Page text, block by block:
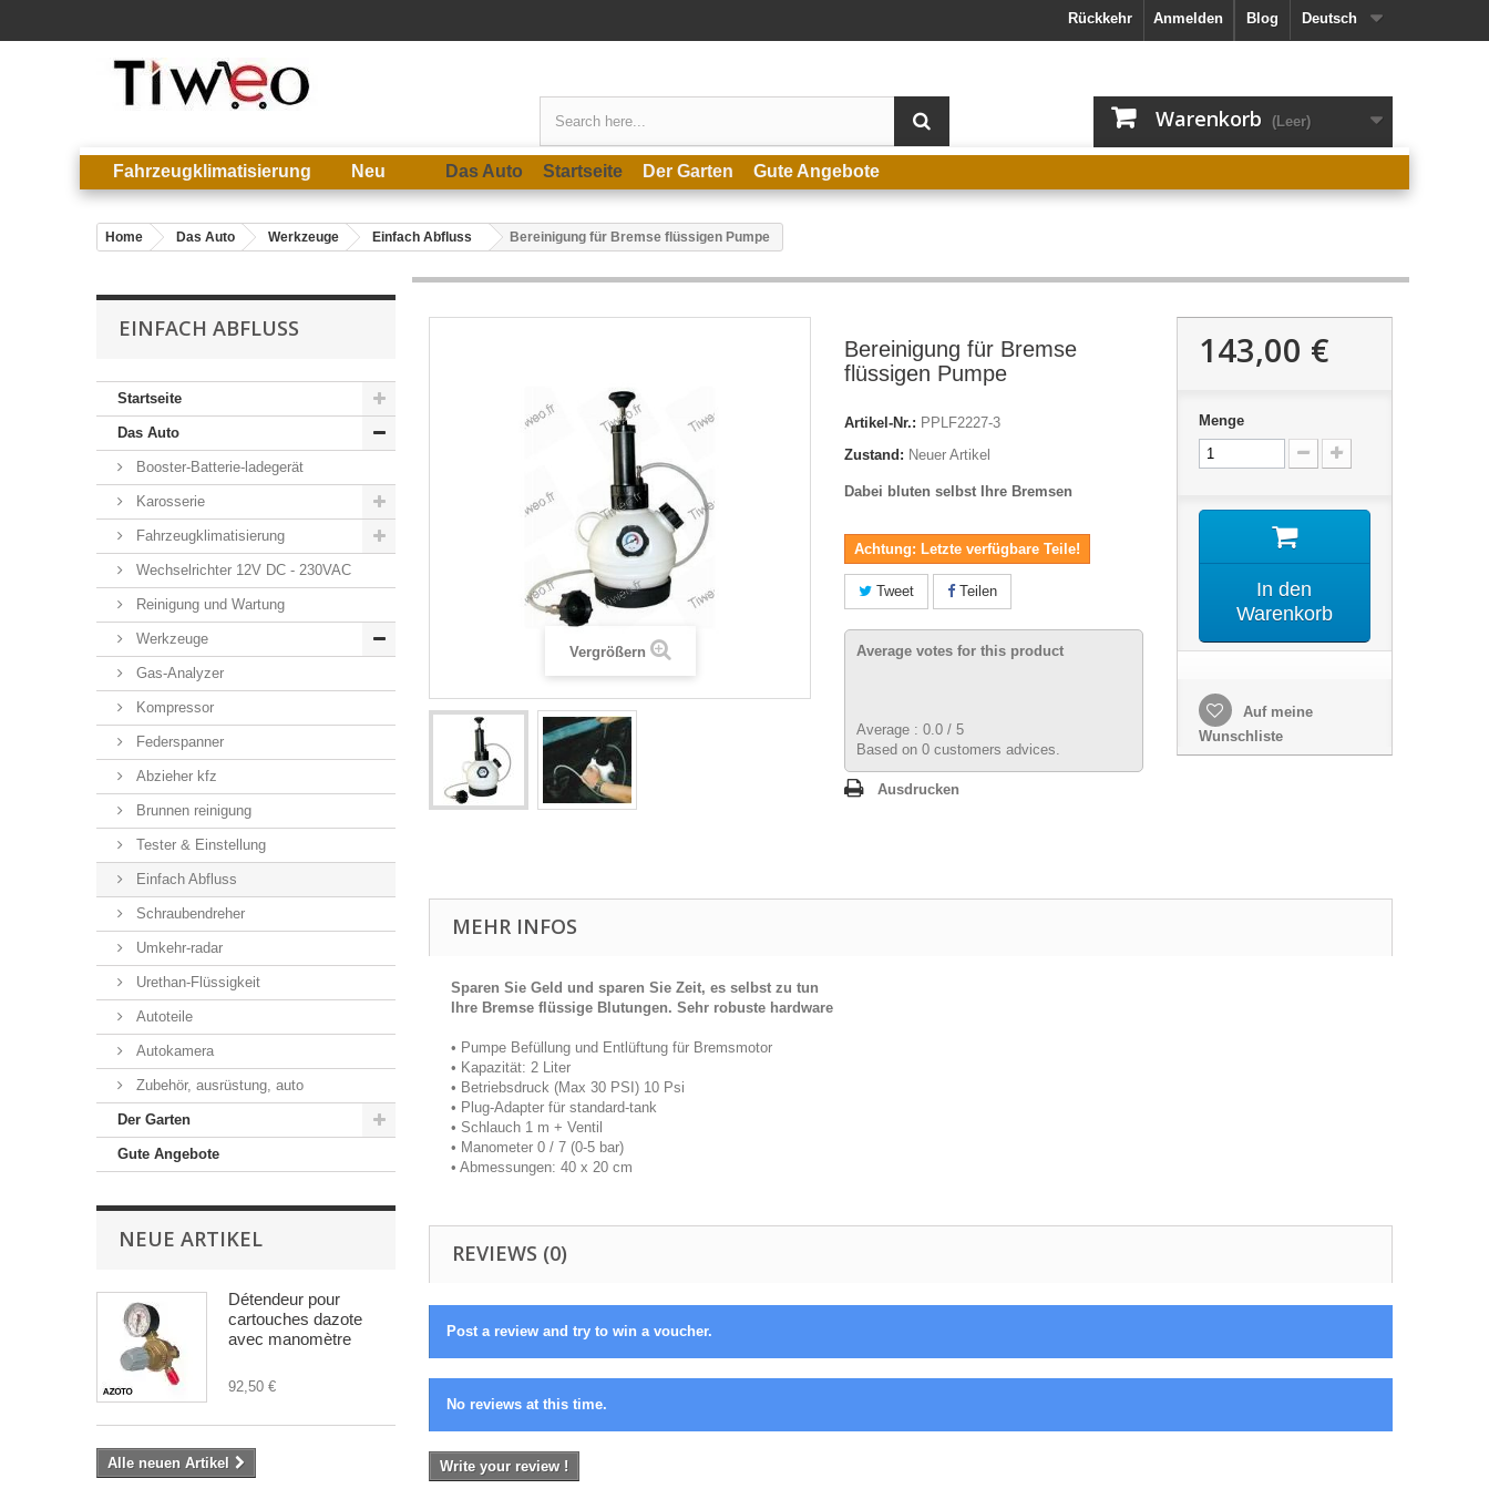
Deutsch
Blog
Anmelden
Rückkehr
Warenkorb (Leer)
Fahrzeugklimatisierung Neu Das Auto Startseite Der Garten Gute Angebote
Home Das Auto Werkzeuge Einfach Abfluss Bereinigung für Bremse flüssigen Pumpe
EINFACH ABFLUSS
Startseite
Das Auto
Booster-Batterie-ladegerät
Karosserie
Fahrzeugklimatisierung
Wechselrichter 12V DC - 230VAC
Reinigung und Wartung
Werkzeuge
Gas-Analyzer
Kompressor
Federspanner
Abzieher kfz
Brunnen reinigung
Tester & Einstellung
Einfach Abfluss
Schraubendreher
Umkehr-radar
Urethan-Flüssigkeit
Autoteile
Autokamera
Zubehör, ausrüstung, auto
Der Garten
Gute Angebote
NEUE ARTIKEL
Détendeur pour
cartouches dazote
avec manomètre
92,50 €
Alle neuen Artikel
Vergrößern
Bereinigung für Bremse
flüssigen Pumpe
Artikel-Nr.: PPLF2227-3
Zustand: Neuer Artikel
Dabei bluten selbst Ihre Bremsen
Achtung: Letzte verfügbare Teile!
Tweet Teilen
Average votes for this product
Average : 0.0 / 5
Based on 0 customers advices.
Ausdrucken
143,00 €
Menge
In den
Warenkorb
Auf meine
Wunschliste
MEHR INFOS
Sparen Sie Geld und sparen Sie Zeit, es selbst zu tun
Ihre Bremse flüssige Blutungen. Sehr robuste hardware
• Pumpe Befüllung und Entlüftung für Bremsmotor
• Kapazität: 2 Liter
• Betriebsdruck (Max 30 PSI) 10 Psi
• Plug-Adapter für standard-tank
• Schlauch 1 m + Ventil
• Manometer 0 / 7 (0-5 bar)
• Abmessungen: 40 x 20 cm
REVIEWS (0)
Post a review and try to win a voucher.
No reviews at this time.
Write your review !